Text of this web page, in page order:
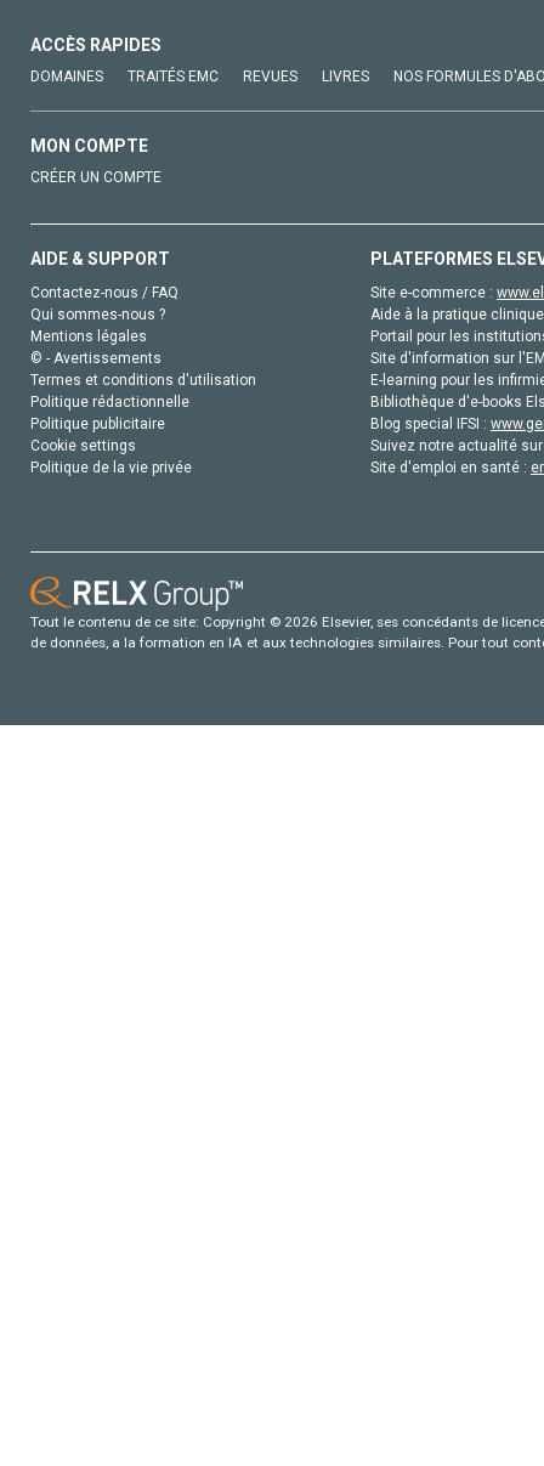
ACCÈS RAPIDES
DOMAINES TRAITÉS EMC REVUES LIVRES NOS FORMULES
MON COMPTE
CRÉER UN COMPTE
AIDE & SUPPORT
Contactez-nous / FAQ
Qui sommes-nous ?
Mentions légales
© - Avertissements
Termes et conditions d'utilisation
Politique rédactionnelle
Politique publicitaire
Cookie settings
Politique de la vie privée
PLATEFORMES
Site e-commerce :
Aide à la pratique
Portail pour les
Site d'information sur
E-learning pour les
Bibliothèque d'e-books
Blog special IFSI :
Suivez notre actualité
Site d'emploi en santé :
Tout le contenu de ce site: Copyright © 2026 Elsevier, ses concédants de
de données, a la formation en IA et aux technologies similaires. Pour tout